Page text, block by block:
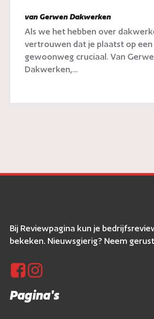
van Gerwen Dakwerken
Als we het hebben over
vertrouwen dat je plaatst op
gewoonweg cruciaal. Van
Dakwerken,...
Bij Reviewpagina kun je
bekeken. Nieuwsgierig? Neem
Pagina's